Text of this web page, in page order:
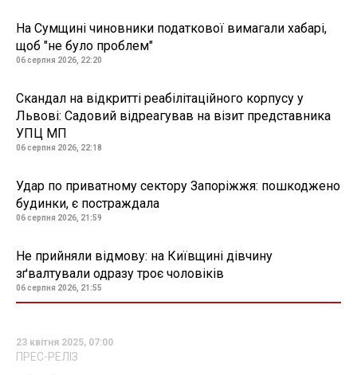
На Сумщині чиновники податкової вимагали хабарі,
щоб "не було проблем"
06 серпня 2026, 22:20
Скандал на відкритті реабілітаційного корпусу у
Львові: Садовий відреагував на візит представника
УПЦ МП
06 серпня 2026, 22:18
Удар по приватному сектору Запоріжжя: пошкоджено
будинки, є постраждала
06 серпня 2026, 21:59
Не прийняли відмову: на Київщині дівчину
зґвалтували одразу троє чоловіків
06 серпня 2026, 21:55
23 квітня 2025, 07:00
ПРЕС-РЕЛІЗ